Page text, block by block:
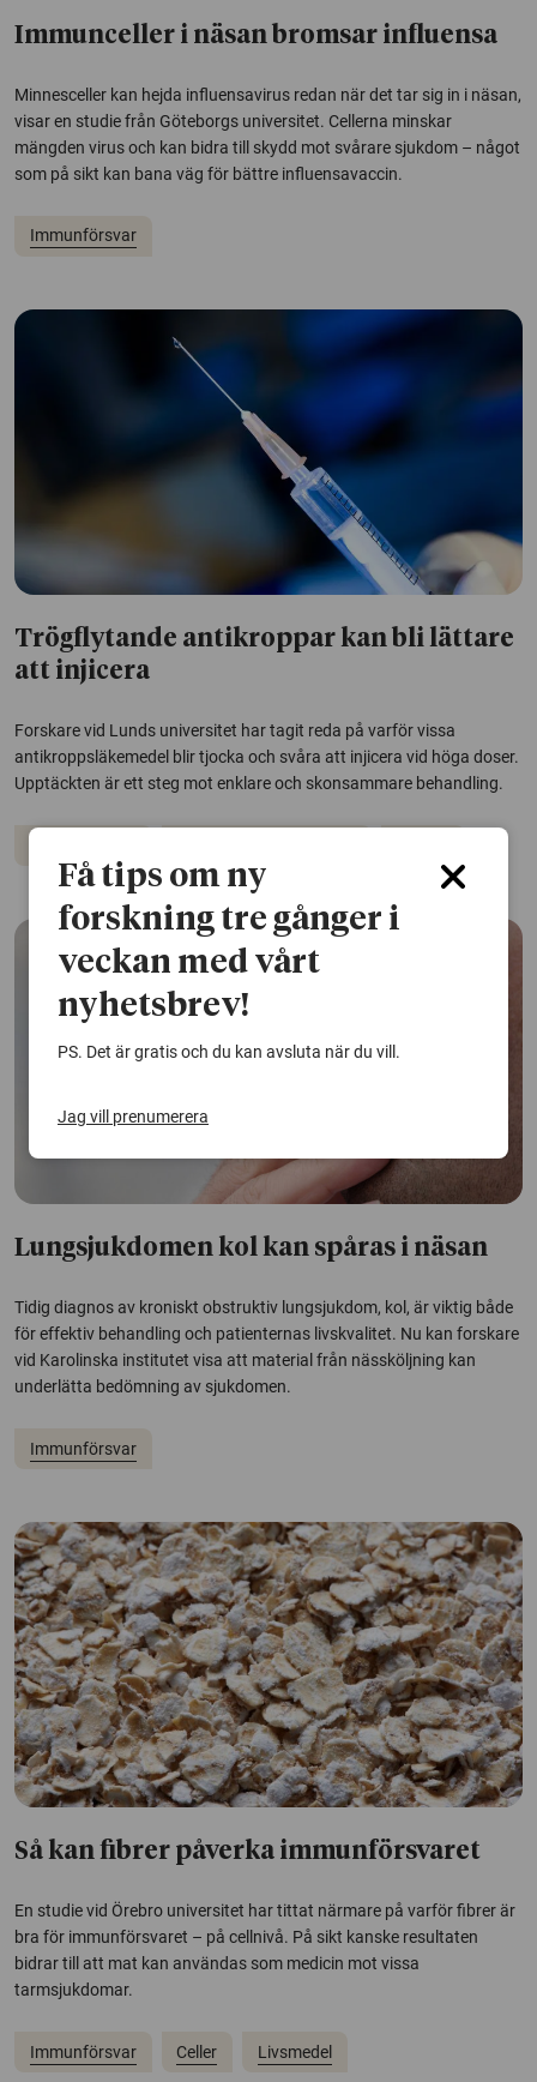
Immunceller i näsan bromsar influensa
Minnesceller kan hejda influensavirus redan när det tar sig in i näsan,
visar en studie från Göteborgs universitet. Cellerna minskar
mängden virus och kan bidra till skydd mot svårare sjukdom – något
som på sikt kan bana väg för bättre influensavaccin.
Immunförsvar
Trögflytande antikroppar kan bli lättare
att injicera
Forskare vid Lunds universitet har tagit reda på varför vissa
antikroppsläkemedel blir tjocka och svåra att injicera vid höga doser.
Upptäckten är ett steg mot enklare och skonsammare behandling.
Lungsjukdomen kol kan spåras i näsan
Tidig diagnos av kroniskt obstruktiv lungsjukdom, kol, är viktig både
för effektiv behandling och patienternas livskvalitet. Nu kan forskare
vid Karolinska institutet visa att material från nässköljning kan
underlätta bedömning av sjukdomen.
Immunförsvar
Så kan fibrer påverka immunförsvaret
En studie vid Örebro universitet har tittat närmare på varför fibrer är
bra för immunförsvaret – på cellnivå. På sikt kanske resultaten
bidrar till att mat kan användas som medicin mot vissa
tarmsjukdomar.
Immunförsvar Celler Livsmedel
Få tips om ny
forskning tre gånger i
veckan med vårt
nyhetsbrev!
PS. Det är gratis och du kan avsluta när du vill.
Jag vill prenumerera